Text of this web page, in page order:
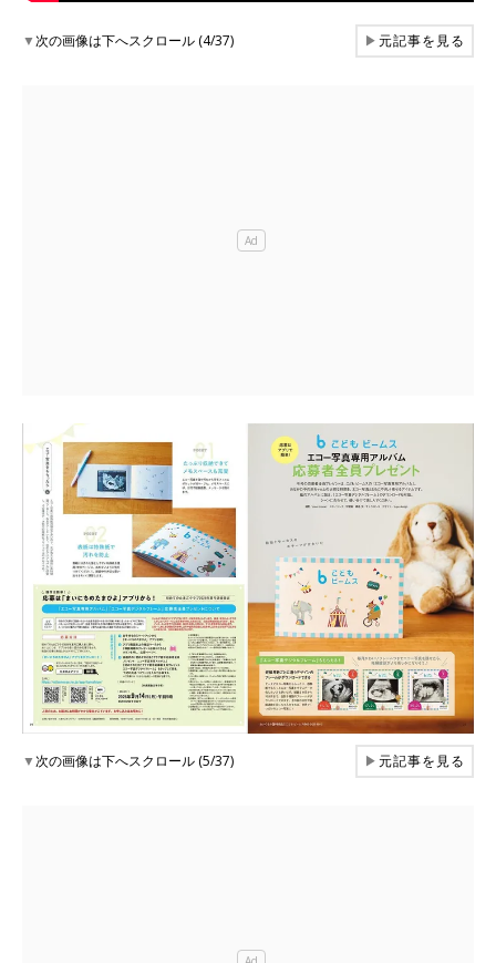
▼次の画像は下へスクロール (4/37) ▶元記事を見る
▼次の画像は下へスクロール (5/37) ▶元記事を見る